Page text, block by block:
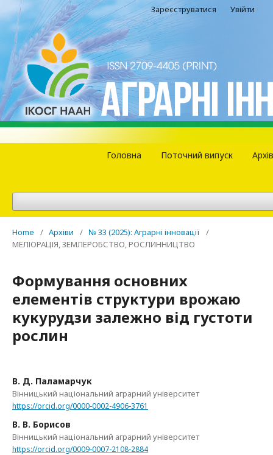
Головна Поточний випуск
Зареєструватися Увійти
Home / Архіви / № 33 (2025): Аграрні інновації
/
МЕЛІОРАЦІЯ, ЗЕМЛЕРОБСТВО, РОСЛИННИЦТВО
Формування основних
елементів структури врожаю
кукурудзи залежно від густоти
рослин
В. Д. Паламарчук
Вінницький національний аграрний університет
https://orcid.org/0000-0002-4906-3761
В. В. Борисов
Вінницький національний аграрний університет
https://orcid.org/0009-0007-2108-2884